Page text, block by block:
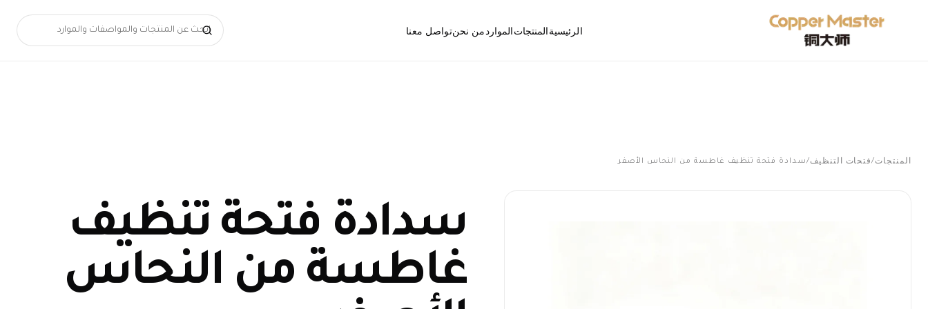
الرئيسيةالمنتجات
قطع ومكونات المصارف
الموارد من نحنتواصل معنا
المنتجات/فتحات التنظيف/سدادة فتحة تنظيف غاطسة من النحاس الأصفر
سدادة فتحة تنظيف
غاطسة من النحاس